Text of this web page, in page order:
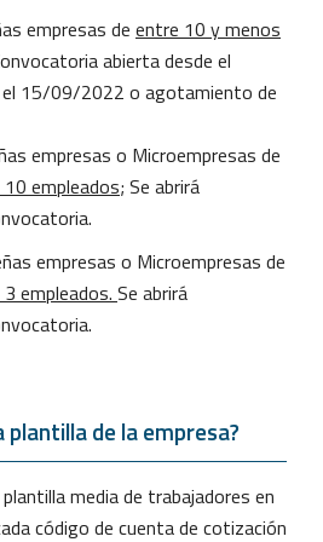
empresas de entre 10 y menos
abierta desde el
15/09/2022 o agotamiento de
empresas o Microempresas de
empleados; Se abrirá
empresas o Microempresas de
empleados. Se abrirá
plantilla de la empresa?
media de trabajadores en
código de cuenta de cotización